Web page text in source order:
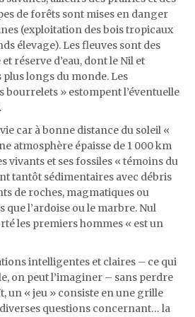
de forêts sont mises en danger
(exploitation des bois tropicaux
élevage). Les fleuves sont des
réserve d’eau, dont le Nil et
plus longs du monde. Les
bourrelets » estompent l’éventuelle
car à bonne distance du soleil «
atmosphère épaisse de 1 000 km
vivants et ses fossiles « témoins du
tantôt sédimentaires avec débris
de roches, magmatiques ou
que l’ardoise ou le marbre. Nul
les premiers hommes « est un
intelligentes et claires – ce qui
on peut l’imaginer – sans perdre
un « jeu » consiste en une grille
questions concernant… la